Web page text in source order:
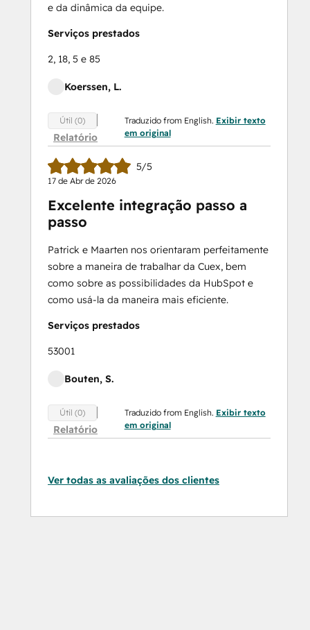
e da dinâmica da equipe.
Serviços prestados
2, 18, 5 e 85
Koerssen, L.
Útil (0)
Relatório
Traduzido from English. Exibir texto
em original
5/5
17 de Abr de 2026
Excelente integração passo a
passo
Patrick e Maarten nos orientaram perfeitamente
sobre a maneira de trabalhar da Cuex, bem
como sobre as possibilidades da HubSpot e
como usá-la da maneira mais eficiente.
Serviços prestados
53001
Bouten, S.
Útil (0)
Relatório
Traduzido from English. Exibir texto
em original
Ver todas as avaliações dos clientes